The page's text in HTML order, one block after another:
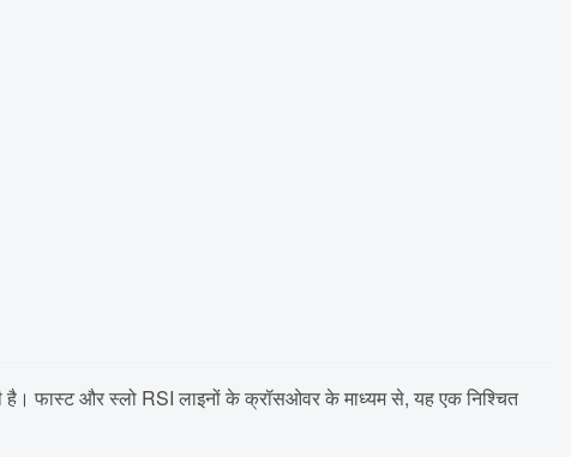
फास्ट और स्लो RSI लाइनों के क्रॉसओवर के माध्यम से, यह एक निश्चित